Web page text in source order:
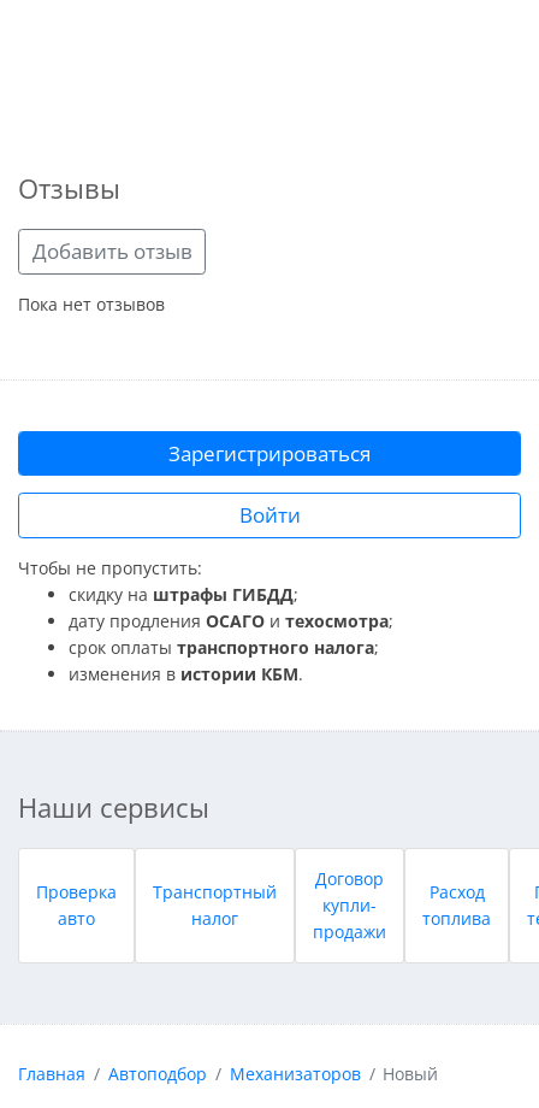
Отзывы
Добавить отзыв
Пока нет отзывов
Зарегистрироваться
Войти
Чтобы не пропустить:
скидку на штрафы ГИБДД;
дату продления ОСАГО и техосмотра;
срок оплаты транспортного налога;
изменения в истории КБМ.
Наши сервисы
Проверка
авто
Транспортный
налог
Договор
купли-
продажи
Расход
топлива
Главная Автоподбор Механизаторов Новый